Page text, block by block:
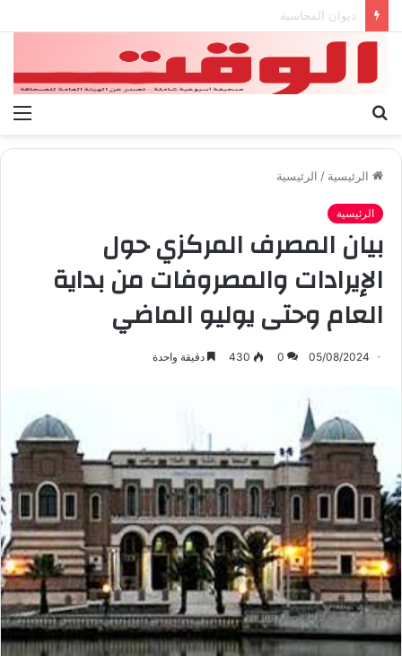
بيان الإتحاد الوطنى العام لعمال ليبيا
الرئيسية / الرئيسية
الرئيسية
بيان المصرف المركزي حول
الإيرادات والمصروفات من بداية
العام وحتى يوليو الماضي
05/08/2024
0
430 دقيقة واحدة